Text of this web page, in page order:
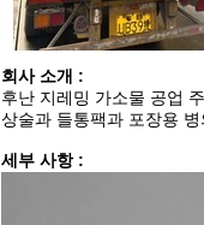
회사 소개 :
후난 지레밍 가소물 공업
상술과 들통팩과 포장용
세부 사항 :